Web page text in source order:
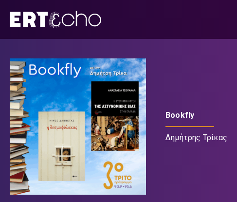
περιεχόμενο
Bookfly
Δημήτρης Τρίκας